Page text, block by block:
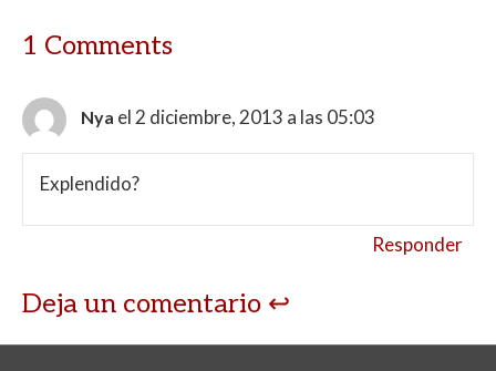
1 Comments
Nya el 2 diciembre, 2013 a las 05:03
Explendido?
Responder
Deja un comentario